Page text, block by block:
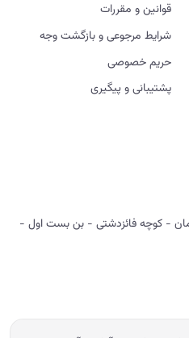
قوانین و مقررات
شرایط مرجوعی و بازگشت وجه
حریم خصوصی
پشتیبانی و پیگیری
- کوچه فائزدشتی - بن بست اول -